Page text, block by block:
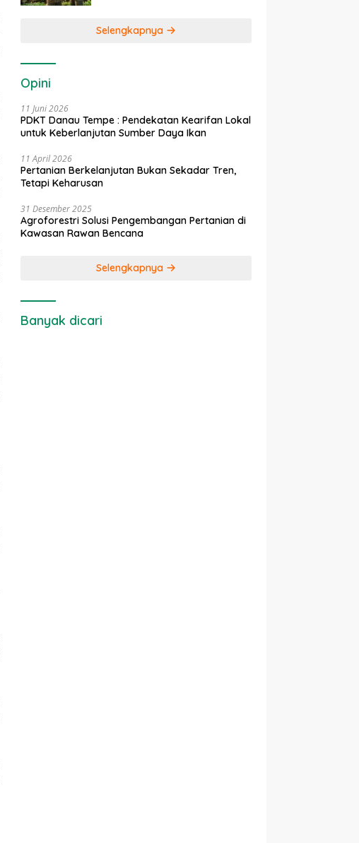
Selengkapnya
Opini
11 Juni 2026
PDKT Danau Tempe : Pendekatan Kearifan Lokal
untuk Keberlanjutan Sumber Daya Ikan
11 April 2026
Pertanian Berkelanjutan Bukan Sekadar Tren,
Tetapi Keharusan
31 Desember 2025
Agroforestri Solusi Pengembangan Pertanian di
Kawasan Rawan Bencana
Selengkapnya
Banyak dicari